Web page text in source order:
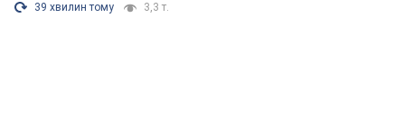
39 хвилин тому 3,3 т.